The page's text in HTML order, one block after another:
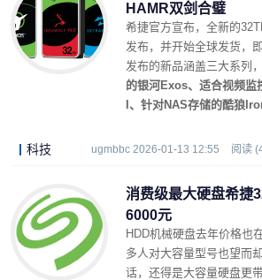
HAMR双剑合璧
希捷官方宣布，全新的
发布，并开始全球发货，
发布的新品涵盖三大系列
的银河Exos、适合视频监
I、针对NAS存储的酷狼
科技 ugmbbc 2026-01-13 12:55 阅读
消费级最大硬盘希捷
6000元
HDD机械硬盘去年价格也
多人对大容量型号也望而
话，还得是大容量硬盘更